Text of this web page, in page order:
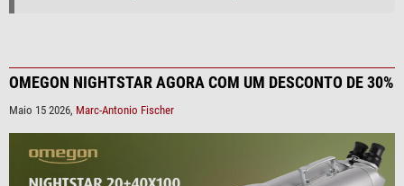
OMEGON NIGHTSTAR AGORA COM UM DESCONTO DE 30%
Maio 15 2026, Marc-Antonio Fischer